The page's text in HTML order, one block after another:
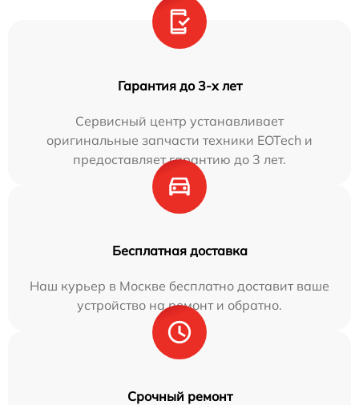
Гарантия до 3-х лет
Сервисный центр устанавливает
оригинальные запчасти техники EOTech и
предоставляет гарантию до 3 лет.
Бесплатная доставка
Наш курьер в Москве бесплатно доставит ваше
устройство на ремонт и обратно.
Срочный ремонт